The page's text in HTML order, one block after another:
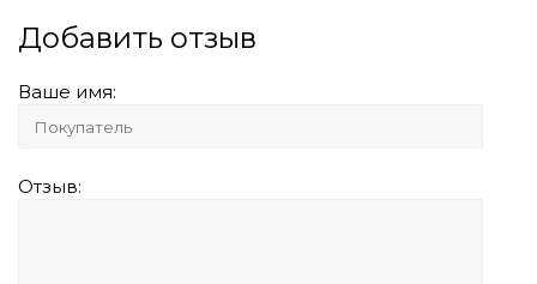
Добавить отзыв
Ваше имя:
Отзыв: